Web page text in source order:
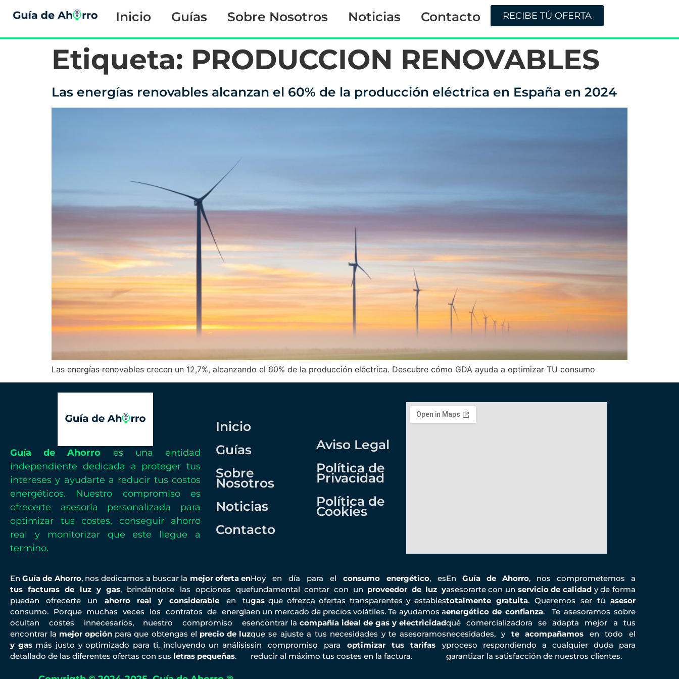
Inicio Guías Sobre Nosotros Noticias Contacto RECIBE TÚ OFERTA
Etiqueta: PRODUCCION RENOVABLES
Las energías renovables alcanzan el 60% de la producción eléctrica en España en 2024
Las energías renovables crecen un 12,7%, alcanzando el 60% de la producción eléctrica. Descubre cómo GDA ayuda a optimizar TU consumo
Guía de Ahorro es una entidad
independiente dedicada a proteger tus
intereses y ayudarte a reducir tus costos
energéticos. Nuestro compromiso es
ofrecerte asesoría personalizada para
optimizar tus costes, conseguir ahorro
real y monitorizar que este llegue a
termino.
Inicio
Guías
Sobre
Nosotros
Noticias
Contacto
Aviso Legal
Política de
Privacidad
Política de
Cookies
EnGuía de Ahorro, nos dedicamos a buscar la mejor oferta en
tus facturas de luz y gas, brindándote las opciones que
puedan ofrecerte un ahorro real y considerable en tu
consumo. Porque muchas veces los contratos de energía
ocultan costes innecesarios, nuestro compromiso es
encontrar la mejor opción para que obtengas el precio de luz
y gasmás justo y optimizado para ti, incluyendo un análisis
detallado de las diferentes ofertas con sus letras pequeñas.
Hoy en día para el consumo energético, es
fundamental contar con un proveedor de luz y
gasque ofrezca ofertas transparentes y estables
en un mercado de precios volátiles. Te ayudamos a
encontrar la compañía ideal de gas y electricidad
que se ajuste a tus necesidades y te asesoramos
sin compromiso para optimizar tus tarifas y
reducir al máximo tus costes en la factura.
En Guía de Ahorro, nos comprometemos a
asesorarte con un servicio de calidady de forma
totalmente gratuita. Queremos ser tú asesor
energético de confianza. Te asesoramos sobre
qué comercializadora se adapta mejor a tus
necesidades, y te acompañamos en todo el
proceso respondiendo a cualquier duda para
garantizar la satisfacción de nuestros clientes.